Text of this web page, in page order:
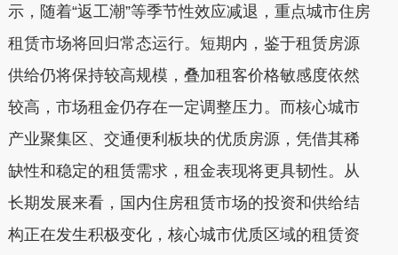
示，随着“返工潮”等季节性效应减退，重点城市住房
租赁市场将回归常态运行。短期内，鉴于租赁房源
供给仍将保持较高规模，叠加租客价格敏感度依然
较高，市场租金仍存在一定调整压力。而核心城市
产业聚集区、交通便利板块的优质房源，凭借其稀
缺性和稳定的租赁需求，租金表现将更具韧性。从
长期发展来看，国内住房租赁市场的投资和供给结
构正在发生积极变化，核心城市优质区域的租赁资